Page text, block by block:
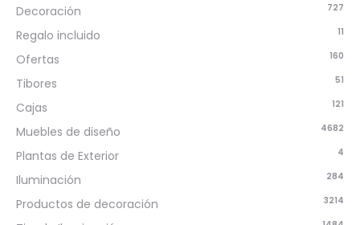
Decoración 727
Regalo incluido 11
Ofertas 160
Tibores 51
Cajas 121
Muebles de diseño 4682
Plantas de Exterior 4
Iluminación 284
Productos de decoración 3214